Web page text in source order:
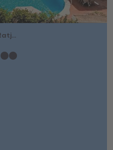
Spanien | Mallorca | Cala Ratjada
★★